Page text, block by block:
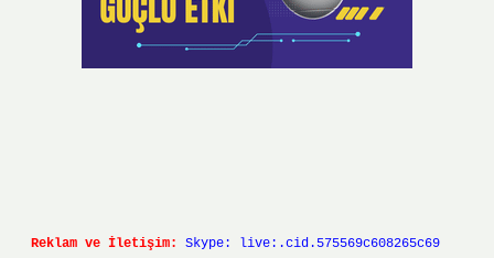
Reklam ve İletişim: Skype: live:.cid.575569c608265c69